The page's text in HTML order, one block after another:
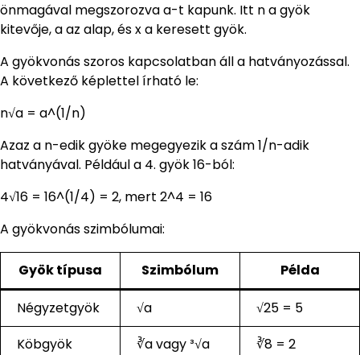
önmagával megszorozva a-t kapunk. Itt n a gyök
kitevője, a az alap, és x a keresett gyök.
A gyökvonás szoros kapcsolatban áll a hatványozással.
A következő képlettel írható le:
n√a = a^(1/n)
Azaz a n-edik gyöke megegyezik a szám 1/n-adik
hatványával. Például a 4. gyök 16-ból:
4√16 = 16^(1/4) = 2, mert 2^4 = 16
A gyökvonás szimbólumai:
Gyök típusa Szimbólum Példa
Négyzetgyök √a
√25 = 5
Köbgyök
∛a vagy ³√a
∛8 = 2